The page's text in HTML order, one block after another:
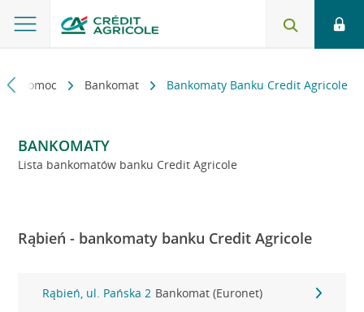
i pomoc Bankomat Bankomaty Banku Credit Agricole
BANKOMATY
Lista bankomatów banku Credit Agricole
Rąbień - bankomaty banku Credit Agricole
Rąbień, ul. Pańska 2 Bankomat (Euronet)